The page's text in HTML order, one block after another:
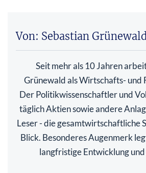
Von: Sebastian
Seit mehr als 10 Jahren
Grünewald als Wirtschafts- und
Der Politikwissenschaftler und
täglich Aktien sowie andere
Leser - die gesamtwirtschaftliche
Blick. Besonderes Augenmerk
langfristige Entwicklung